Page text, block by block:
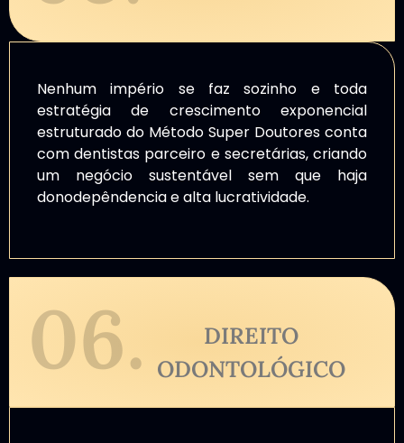
Nenhum império se faz sozinho e toda
estratégia de crescimento exponencial
estruturado do Método Super Doutores conta
com dentistas parceiro e secretárias, criando
um negócio sustentável sem que haja
donodepêndencia e alta lucratividade.
06.
DIREITO
ODONTOLÓGICO